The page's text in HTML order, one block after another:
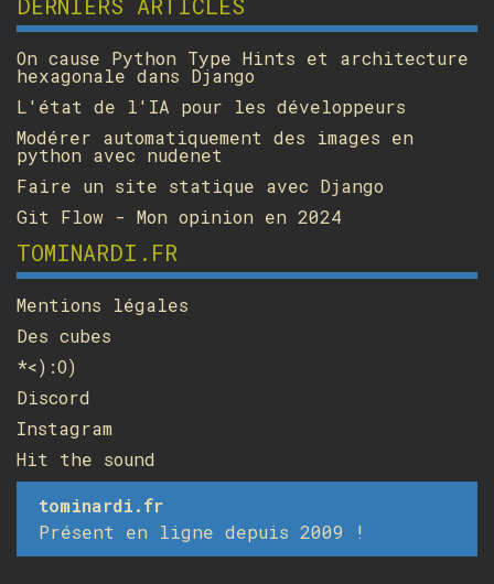
On cause Python Type Hints et architecture
hexagonale dans Django
L'état de l'IA pour les développeurs
Modérer automatiquement des images en
python avec nudenet
Faire un site statique avec Django
Git Flow - Mon opinion en 2024
TOMINARDI.FR
Mentions légales
Des cubes
*<):O)
Discord
Instagram
Hit the sound
tominardi.fr
Présent en ligne depuis 2009 !